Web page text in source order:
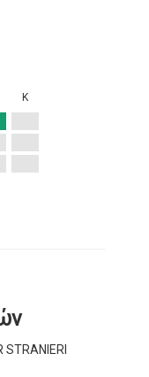
Κ
STRANIERI